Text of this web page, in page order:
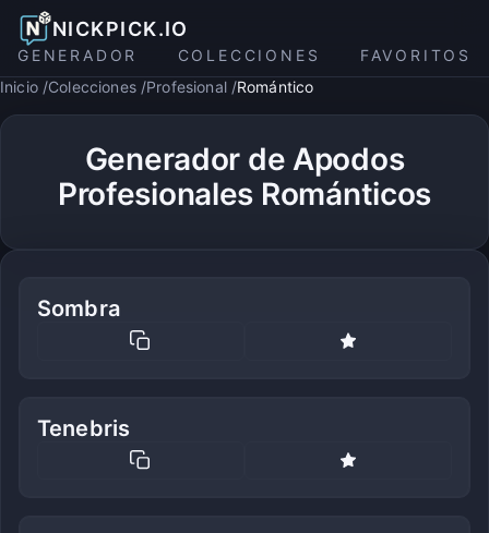
NICKPICK.IO
GENERADOR COLECCIONES
FAVORITOS
Inicio Colecciones Profesional Romántico
Generador de Apodos
Profesionales Románticos
Sombra
Tenebris